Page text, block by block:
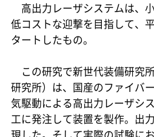
高出力レーザシステムは、
低コストな迎撃を目指して、
タートしたもの。
この研究で新世代装備研究
研究所）は、国産のファイバ
気駆動による高出力レーザシ
工に発注して装置を製作。出